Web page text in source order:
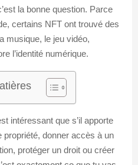
la bonne question. Parce
certains NFT ont trouvé des
musique, le jeu vidéo,
l’identité numérique.
intéressant que s’il apporte
propriété, donner accès à un
protéger un droit ou créer